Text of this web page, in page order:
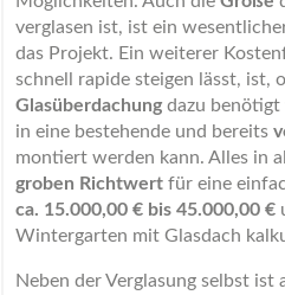
verglasen ist, ist ein
das Projekt. Ein weiterer
schnell rapide steigen lässt, ist,
Glasüberdachung dazu benötigt
in eine bestehende und bereits
montiert werden kann. Alles in
groben Richtwert für eine
ca. 15.000,00 € bis 45.000,00 €
Wintergarten mit Glasdach
Neben der Verglasung selbst ist